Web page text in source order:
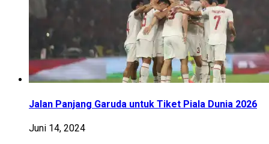
Jalan Panjang Garuda untuk Tiket Piala Dunia 2026
Juni 14, 2024